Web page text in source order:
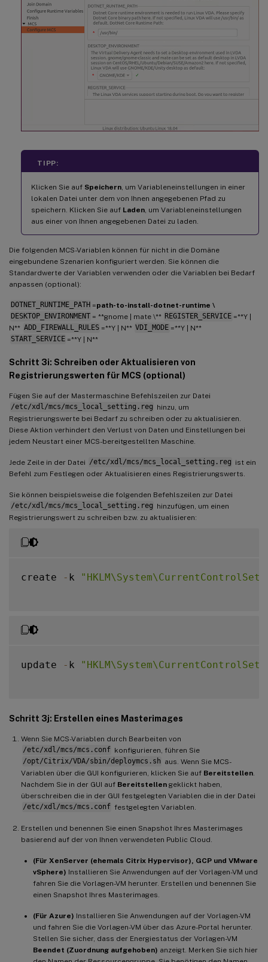
TIPP:
Klicken Sie auf Speichern , um Variableneinstellungen in einer
lokalen Datei unter dem von Ihnen angegebenen Pfad zu
speichern. Klicken Sie auf Laden , um Variableneinstellungen
aus einer von Ihnen angegebenen Datei zu laden.
Die folgenden MCS-Variablen können für nicht in die Domäne
eingebundene Szenarien konfiguriert werden. Sie können die
Standardwerte der Variablen verwenden oder die Variablen bei Bedarf
anpassen (optional):
DOTNET_RUNTIME_PATH =path-to-install-dotnet-runtime \
DESKTOP_ENVIRONMENT = **gnome | mate \** REGISTER_SERVICE =**Y |
N** ADD_FIREWALL_RULES =**Y | N** VDI_MODE =**Y | N**
START_SERVICE =**Y | N**
Schritt 3i: Schreiben oder Aktualisieren von
Registrierungswerten für MCS (optional)
Fügen Sie auf der Mastermaschine Befehlszeilen zur Datei
/etc/xdl/mcs/mcs_local_setting.reg hinzu, um
Registrierungswerte bei Bedarf zu schreiben oder zu aktualisieren.
Diese Aktion verhindert den Verlust von Daten und Einstellungen bei
jedem Neustart einer MCS-bereitgestellten Maschine.
Jede Zeile in der Datei /etc/xdl/mcs/mcs_local_setting.reg ist ein
Befehl zum Festlegen oder Aktualisieren eines Registrierungswerts.
Sie können beispielsweise die folgenden Befehlszeilen zur Datei
/etc/xdl/mcs/mcs_local_setting.reg hinzufügen, um einen
Registrierungswert zu schreiben bzw. zu aktualisieren:
create - k
update - k
Schritt 3j: Erstellen eines Masterimages
Wenn Sie MCS-Variablen durch Bearbeiten von
/etc/xdl/mcs/mcs.conf konfigurieren, führen Sie
/opt/Citrix/VDA/sbin/deploymcs.sh aus. Wenn Sie MCS-
Variablen über die GUI konfigurieren, klicken Sie auf Bereitstellen
Nachdem Sie in der GUI auf Bereitstellen geklickt haben,
überschreiben die in der GUI festgelegten Variablen die in der Datei
/etc/xdl/mcs/mcs.conf festgelegten Variablen.
Erstellen und benennen Sie einen Snapshot Ihres Masterimages
basierend auf der von Ihnen verwendeten Public Cloud.
(Für XenServer (ehemals Citrix Hypervisor), GCP und VMware
vSphere) Installieren Sie Anwendungen auf der Vorlagen-VM und
fahren Sie die Vorlagen-VM herunter. Erstellen und benennen Sie
einen Snapshot Ihres Masterimages.
(Für Azure) Installieren Sie Anwendungen auf der Vorlagen-VM
und fahren Sie die Vorlagen-VM über das Azure-Portal herunter.
Stellen Sie sicher, dass der Energiestatus der Vorlagen-VM
Beendet (Zuordnung aufgehoben) anzeigt. Merken Sie sich hier